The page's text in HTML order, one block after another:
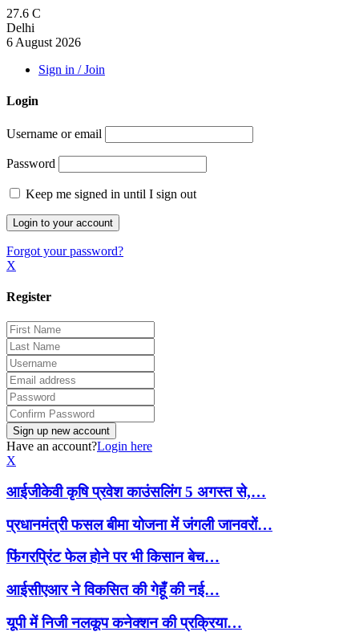
27.6 C
Delhi
6 August 2026
Sign in / Join
Login
Username or email
Password
Keep me signed in until I sign out
Forgot your password?
X
Register
Have an account?Login here
X
आईजीकेवी कृषि प्रवेश काउंसलिंग 5 अगस्त से,…
प्रधानमंत्री फसल बीमा योजना में जंगली जानवरों…
फिंगरप्रिंट फेल होने पर भी किसान बेच…
आईसीएआर ने विकसित की गेहूँ की नई…
यूपी में निजी नलकूप कनेक्शन की प्रक्रिया…